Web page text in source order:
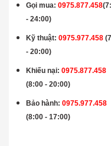
Gọi mua:0975.877.458
- 24:00)
Kỹ thuật:0975.977.458
- 20:00)
Khiếu nại: 0975.877.458
(8:00 - 20:00)
Bảo hành:0975.977.458
(8:00 - 17:00)